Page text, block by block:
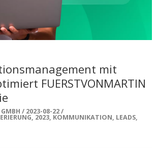
mit
FUERSTVONMARTIN
2023-08-22
, 2023, KOMMUNIKATION, LEADS,